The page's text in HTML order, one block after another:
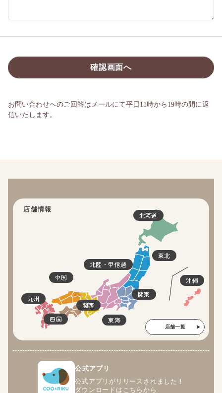
お問い合わせへのご回答はメールにて平日11時から19時の間に返
信いたします。
店舗情報
北海道
東北
関東
北陸・甲信越
東海
関西
四国
中国
九州
沖縄
店舗一覧
公式アプリ
公式アプリがリリースされました！
ダウンロードはこちらから